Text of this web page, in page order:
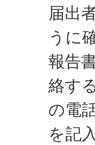
届出
うに
報告
絡す
の電
を記